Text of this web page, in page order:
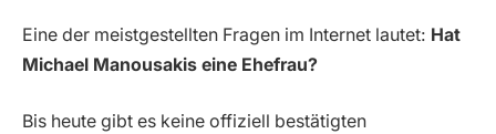
Eine der meistgestellten Fragen im Internet lautet: Hat
Michael Manousakis eine Ehefrau?
Bis heute gibt es keine offiziell bestätigten